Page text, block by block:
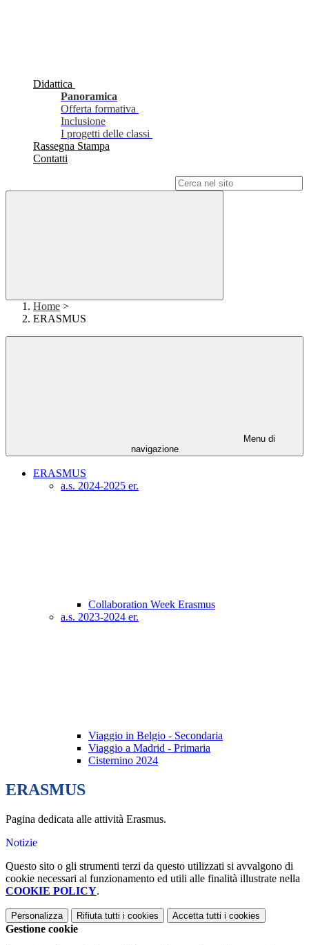
Didattica
Panoramica
Offerta formativa
Inclusione
I progetti delle classi
Rassegna Stampa
Contatti
Home >
ERASMUS
Menu di
navigazione
ERASMUS
a.s. 2024-2025 er.
Collaboration Week Erasmus
a.s. 2023-2024 er.
Viaggio in Belgio - Secondaria
Viaggio a Madrid - Primaria
Cisternino 2024
ERASMUS
Pagina dedicata alle attività Erasmus.
Notizie
Questo sito o gli strumenti terzi da questo utilizzati si avvalgono di
cookie necessari al funzionamento ed utili alle finalità illustrate nella
COOKIE POLICY.
Personalizza Rifiuta tutti i cookies Accetta tutti i cookies
Gestione cookie